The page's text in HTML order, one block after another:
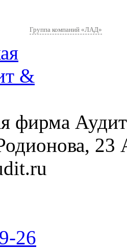
Группа компаний «ЛАД»
фирма
23
26